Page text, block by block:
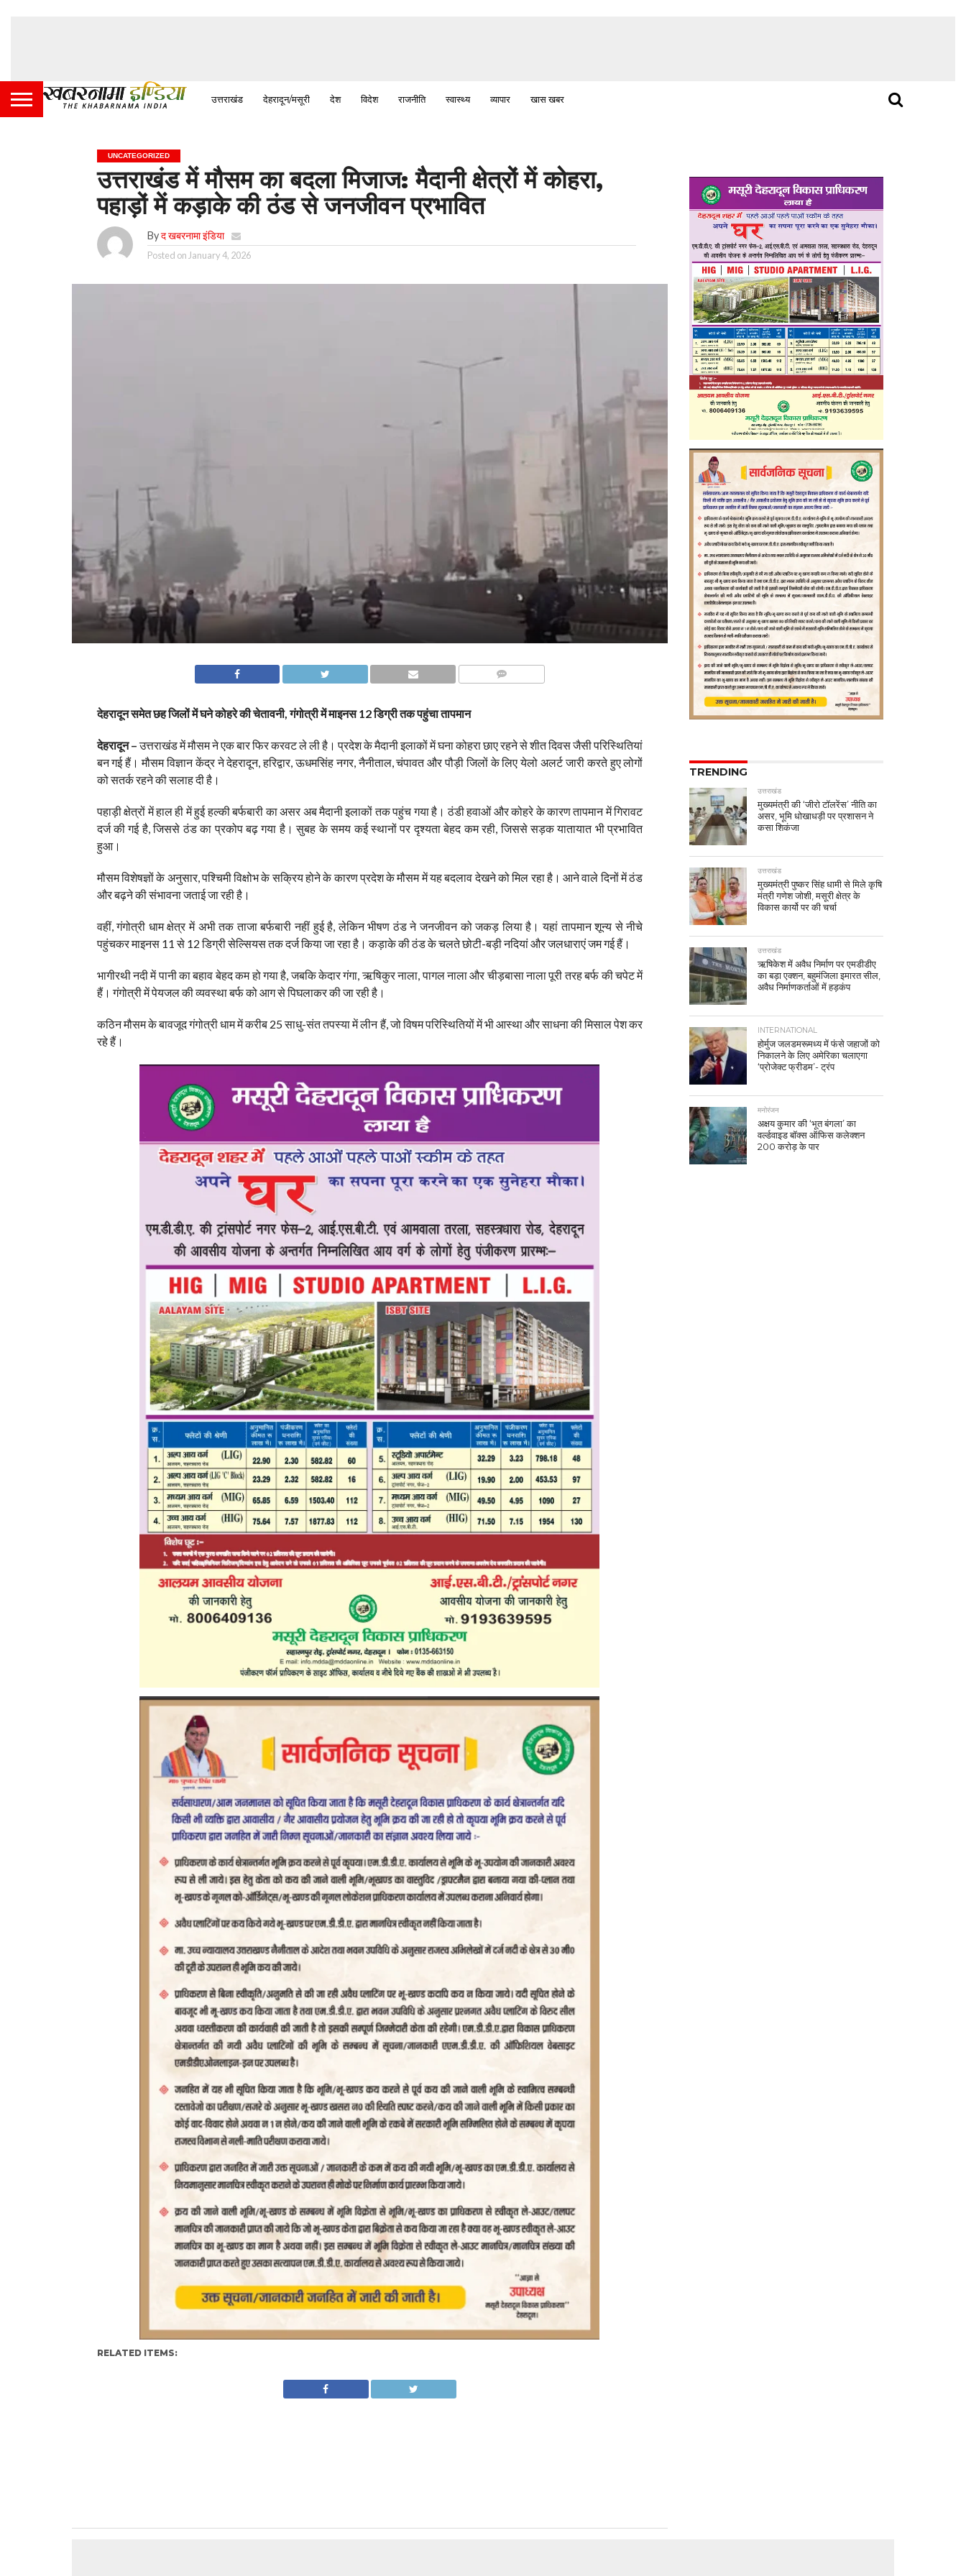
उत्तराखंड देहरादून/मसूरी देश विदेश राजनीति स्वास्थ्य व्यापार खास खबर
UNCATEGORIZED
उत्तराखंड में मौसम का बदला मिजाज: मैदानी क्षेत्रों में कोहरा,
पहाड़ों में कड़ाके की ठंड से जनजीवन प्रभावित
Byद खबरनामा इंडिया
Posted on January 4, 2026
देहरादून समेत छह जिलों में घने कोहरे की चेतावनी, गंगोत्री में माइनस 12 डिग्री तक पहुंचा तापमान
देहरादून –उत्तराखंड में मौसम ने एक बार फिर करवट ले ली है। प्रदेश के मैदानी इलाकों में घना कोहरा छाए रहने से शीत दिवस जैसी परिस्थितियां
बन गई हैं। मौसम विज्ञान केंद्र ने देहरादून, हरिद्वार, ऊधमसिंह नगर, नैनीताल, चंपावत और पौड़ी जिलों के लिए येलो अलर्ट जारी करते हुए लोगों
को सतर्क रहने की सलाह दी है।
पहाड़ी क्षेत्रों में हाल ही में हुई हल्की बर्फबारी का असर अब मैदानी इलाकों तक पहुंच गया है। ठंडी हवाओं और कोहरे के कारण तापमान में गिरावट
दर्ज की गई है, जिससे ठंड का प्रकोप बढ़ गया है। सुबह के समय कई स्थानों पर दृश्यता बेहद कम रही, जिससे सड़क यातायात भी प्रभावित
हुआ।
मौसम विशेषज्ञों के अनुसार, पश्चिमी विक्षोभ के सक्रिय होने के कारण प्रदेश के मौसम में यह बदलाव देखने को मिल रहा है। आने वाले दिनों में ठंड
और बढ़ने की संभावना जताई जा रही है।
वहीं, गंगोत्री धाम क्षेत्र में अभी तक ताजा बर्फबारी नहीं हुई है, लेकिन भीषण ठंड ने जनजीवन को जकड़ लिया है। यहां तापमान शून्य से नीचे
पहुंचकर माइनस 11 से 12 डिग्री सेल्सियस तक दर्ज किया जा रहा है। कड़ाके की ठंड के चलते छोटी-बड़ी नदियां और जलधाराएं जम गई हैं।
भागीरथी नदी में पानी का बहाव बेहद कम हो गया है, जबकि केदार गंगा, ऋषिकुर नाला, पागल नाला और चीड़बासा नाला पूरी तरह बर्फ की चपेट में
हैं। गंगोत्री में पेयजल की व्यवस्था बर्फ को आग से पिघलाकर की जा रही है।
कठिन मौसम के बावजूद गंगोत्री धाम में करीब 25 साधु-संत तपस्या में लीन हैं, जो विषम परिस्थितियों में भी आस्था और साधना की मिसाल पेश कर
रहे हैं।
RELATED ITEMS:
TRENDING
उत्तराखंड
मुख्यमंत्री की ‘जीरो टॉलरेंस’ नीति का
असर, भूमि धोखाधड़ी पर प्रशासन ने
कसा शिकंजा
उत्तराखंड
मुख्यमंत्री पुष्कर सिंह धामी से मिले कृषि
मंत्री गणेश जोशी, मसूरी क्षेत्र के
विकास कार्यो पर की चर्चा
उत्तराखंड
ऋषिकेश में अवैध निर्माण पर एमडीडीए
का बड़ा एक्शन, बहुमंजिला इमारत सील,
अवैध निर्माणकर्ताओं में हड़कंप
INTERNATIONAL
होर्मुज जलडमरूमध्य में फंसे जहाजों को
निकालने के लिए अमेरिका चलाएगा
‘प्रोजेक्ट फ्रीडम’- ट्रंप
मनोरंजन
अक्षय कुमार की ‘भूत बंगला’ का
वर्ल्डवाइड बॉक्स ऑफिस कलेक्शन
200 करोड़ के पार